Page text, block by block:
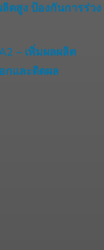
ตสูง ป้องกันการร่วง
– เพิ่มผลผลิต
กและติดผล